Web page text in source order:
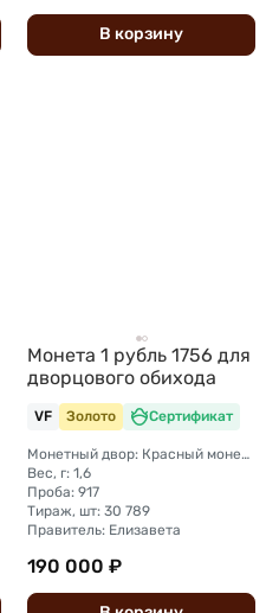
В корзину
Монета 1 рубль 1756 для
дворцового обихода
VF Золото Сертификат
Монетный двор: Красный монетный двор (Москва)
Вес, г: 1,6
Проба: 917
Тираж, шт: 30 789
Правитель: Елизавета
190 000 ₽